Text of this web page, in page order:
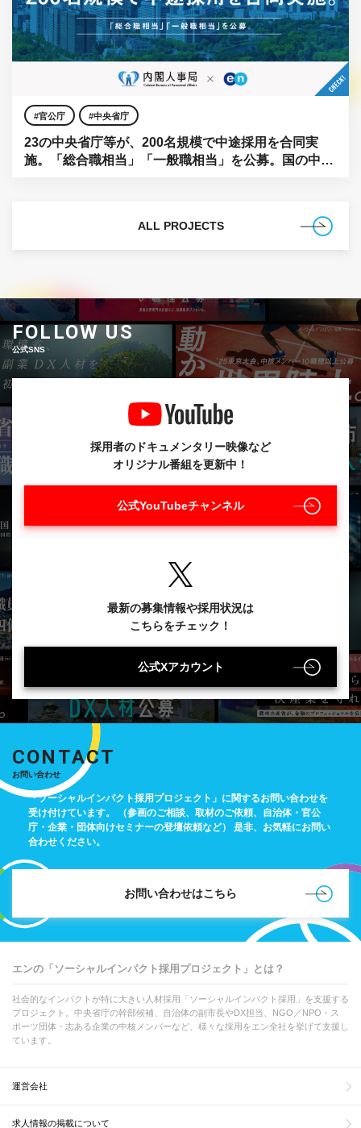
官公庁 中央省庁
23の中央省庁等が、200名規模で中途採用を合同実
施。「総合職相当」「一般職相当」を公募。国の中枢
ALL PROJECTS
FOLLOW US
公式SNS
採用者のドキュメンタリー映像など
オリジナル番組を更新中！
公式YouTubeチャンネル
最新の募集情報や採用状況は
こちらをチェック！
公式Xアカウント
CONTACT
お問い合わせ
「ソーシャルインパクト採用プロジェクト」に関するお問い合わせを
受け付けています。
（参画のご相談、取材のご依頼、自治体・官公
庁・企業・団体向けセミナーの登壇依頼など）
是非、お気軽にお問い
合わせください。
お問い合わせはこちら
エンの「ソーシャルインパクト採用プロジェクト」とは？
社会的なインパクトが特に大きい人材採用「ソーシャルインパクト採用」を支援する
プロジェクト。中央省庁の幹部候補、自治体の副市長やDX担当、NGO／NPO・ス
ポーツ団体・志ある企業の中核メンバーなど、様々な採用をエン全社を挙げて支援し
ています。
運営会社
求人情報の掲載について